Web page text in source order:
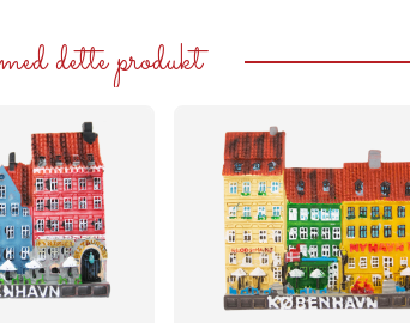
dette produkt